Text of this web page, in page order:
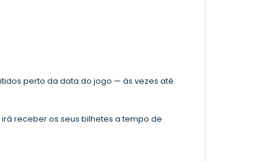
perto da data do jogo — às vezes até
receber os seus bilhetes a tempo de